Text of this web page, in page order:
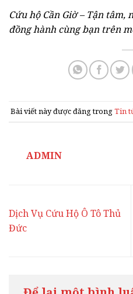
Cứu hộ Cần Giờ – Tận
đồng hành cùng bạn trên
Bài viết này được đăng trongTin
ADMIN
Dịch Vụ Cứu Hộ Ô Tô Thủ
Đức